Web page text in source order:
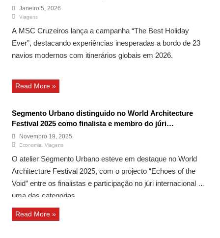
Janeiro 5, 2026
Viagens
A MSC Cruzeiros lança a campanha “The Best Holiday
Ever”, destacando experiências inesperadas a bordo de 23
navios modernos com itinerários globais em 2026.
Read More »
Segmento Urbano distinguido no World Architecture
Festival 2025 como finalista e membro do júri
internacional
Novembro 19, 2025
Economia, Viagens
O atelier Segmento Urbano esteve em destaque no World
Architecture Festival 2025, com o projecto “Echoes of the
Void” entre os finalistas e participação no júri internacional de
uma das categorias.
Read More »